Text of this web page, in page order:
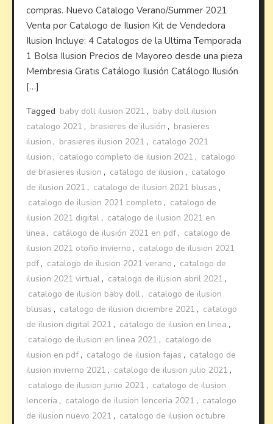
compras. Nuevo Catalogo Verano/Summer 2021
Venta por Catalogo de Ilusion Kit de Vendedora
Ilusion Incluye: 4 Catalogos de la Ultima Temporada
1 Bolsa Ilusion Precios de Mayoreo desde una pieza
Membresia Gratis Catálogo Ilusión Catálogo Ilusión
[…]
Tagged baby doll ilusion 2021 , baby doll ilusion
catalogo 2021 , brasieres de ilusión , brasieres
ilusion , brasieres ilusion 2021 , catalogo 2021
ilusion , catalogo completo de ilusion 2021 , catalogo
de brasieres ilusion , catalogo de ilusion , catalogo
de ilusion 2021 , catalogo de ilusion 2021 blusas ,
catalogo de ilusion 2021 completo , catalogo de
ilusion 2021 digital , catalogo de ilusion 2021 en
linea , catálogo de ilusión 2021 en pdf , catalogo de
ilusion 2021 otoño invierno , catalogo de ilusion 2021
pdf , catalogo de ilusion 2021 verano , catalogo de
ilusion 2021 virtual , catalogo de ilusion abril 2021 ,
catalogo de ilusion baby doll , catalogo de ilusion
blusas , catalogo de ilusion diciembre 2021 , catalogo
de ilusion digital 2021 , catalogo de ilusion en linea ,
catalogo de ilusion en linea 2021 , catalogo de
ilusion en pdf , catalogo de ilusion fajas , catalogo de
ilusion invierno 2021 , catalogo de ilusion julio 2021 ,
catalogo de ilusion junio 2021 , catalogo de ilusion
lenceria , catalogo de ilusion lenceria 2021 , catalogo
de ilusion nuevo 2021 , catalogo de ilusion octubre